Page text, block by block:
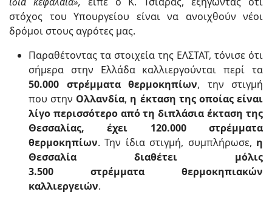
στόχος του Υπουργείου είναι να ανοιχθούν νέοι
δρόμοι στους αγρότες μας.
Παραθέτοντας τα στοιχεία της ΕΛΣΤΑΤ, τόνισε ότι
σήμερα στην Ελλάδα καλλιεργούνται περί τα
50.000 στρέμματα θερμοκηπίων, την στιγμή
που στην Ολλανδία, η έκταση της οποίας είναι
λίγο περισσότερο από τη διπλάσια έκταση της
Θεσσαλίας, έχει 120.000 στρέμματα
θερμοκηπίων. Την ίδια στιγμή, συμπλήρωσε, η
Θεσσαλία διαθέτει μόλις
3.500 στρέμματα θερμοκηπιακών
καλλιεργειών.